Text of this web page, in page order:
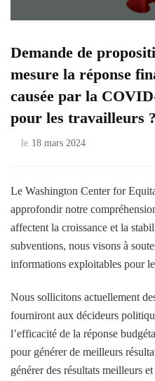
Demande de
mesure la réponse
causée par la
pour les travailleurs ?
le 18 mars 2024
Le Washington Center for
approfondir notre
affectent la croissance et la
subventions, nous visons à
informations exploitables pour
Nous sollicitons actuellement
fourniront aux décideurs
l’efficacité de la réponse
pour générer de meilleurs
générer des résultats meilleurs